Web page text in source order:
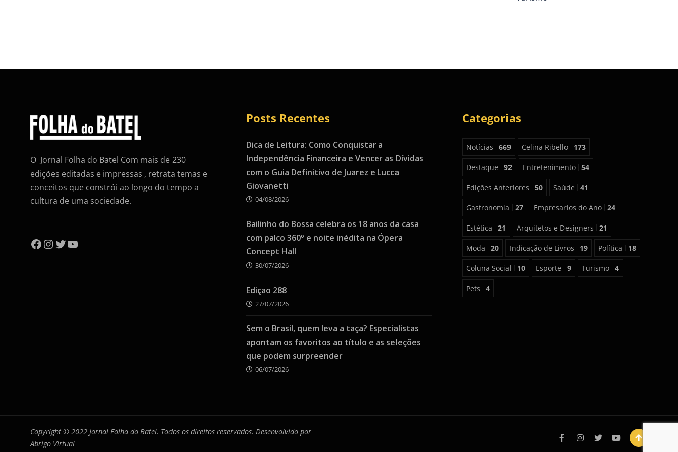
O Jornal Folha do Batel Com mais de 230
edições editadas e impressas , retrata temas e
conceitos que constrói ao longo do tempo a
cultura de uma sociedade.
Facebook
Instagram
Twitter
YouTube
Posts Recentes
Dica de Leitura: Como Conquistar a
Independência Financeira e Vencer as Dívidas
com o Guia Definitivo de Juarez e Lucca
Giovanetti
04/08/2026
Bailinho do Bossa celebra os 18 anos da casa
com palco 360º e noite inédita na Ópera
Concept Hall
30/07/2026
Ediçao 288
27/07/2026
Sem o Brasil, quem leva a taça? Especialistas
apontam os favoritos ao título e as seleções
que podem surpreender
06/07/2026
Categorias
Notícias 669 Celina Ribello 173
Destaque 92 Entretenimento 54
Edições Anteriores 50 Saúde 41
Gastronomia 27 Empresarios do Ano 24
Estética 21 Arquitetos e Designers 21
Moda 20 Indicação de Livros 19 Política 18
Coluna Social 10 Esporte 9 Turismo 4
Pets 4
Copyright © 2022 Jornal Folha do Batel. Todos os direitos reservados. Desenvolvido por
Abrigo Virtual